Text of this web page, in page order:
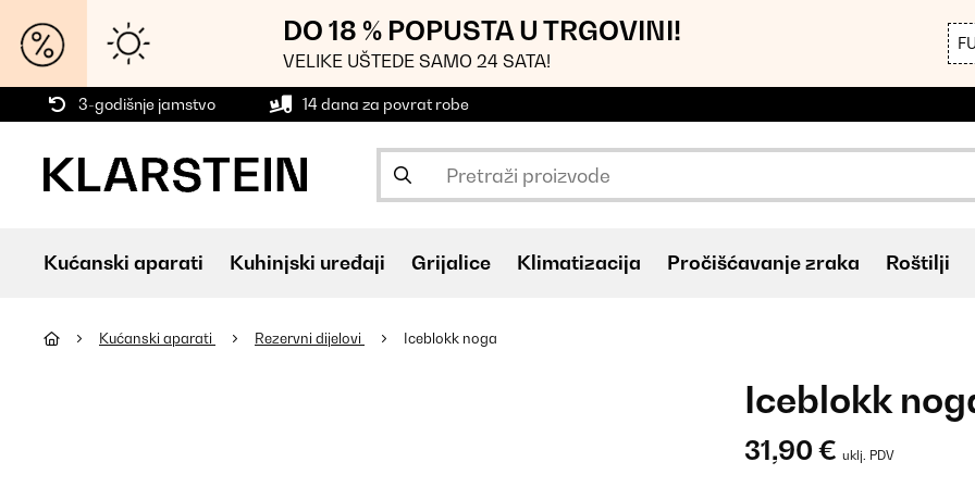
DO 18 % POPUSTA U TRGOVINI!
VELIKE UŠTEDE SAMO 24 SATA!
3-godišnje jamstvo 14 dana za povrat robe
Kućanski aparati Kuhinjski uređaji Grijalice Klimatizacija Pročišćavanje zraka Roštilji
Kućanski aparati Rezervni dijelovi Iceblokk noga
Iceblokk
31,90 € uklj. PDV